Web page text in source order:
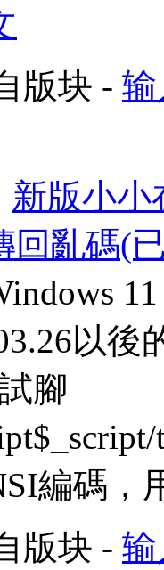
版块 -
新版小小
回亂碼(
以
腳
編碼，
版块 -